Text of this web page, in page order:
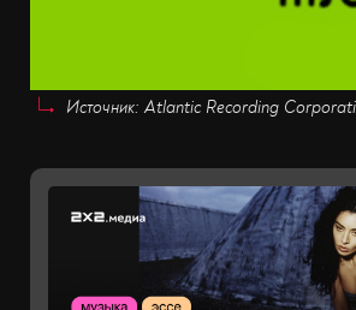
Источник: Atlantic Recording